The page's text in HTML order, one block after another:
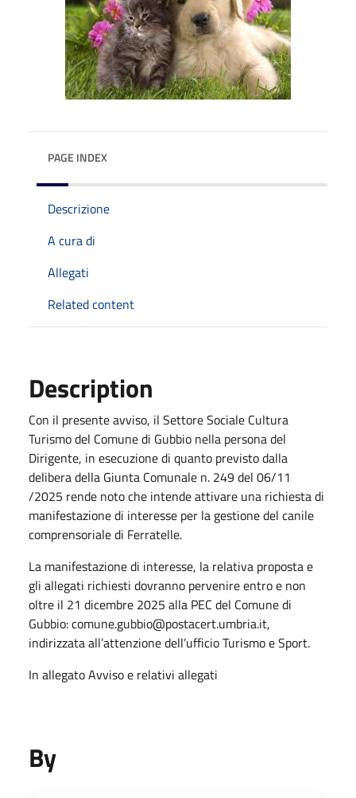
PAGE INDEX
Descrizione
A cura di
Allegati
Related content
Description
Con il presente avviso, il Settore Sociale Cultura
Turismo del Comune di Gubbio nella persona del
Dirigente, in esecuzione di quanto previsto dalla
delibera della Giunta Comunale n. 249 del 06/11
/2025 rende noto che intende attivare una richiesta di
manifestazione di interesse per la gestione del canile
comprensoriale di Ferratelle.
La manifestazione di interesse, la relativa proposta e
gli allegati richiesti dovranno pervenire entro e non
oltre il 21 dicembre 2025 alla PEC del Comune di
Gubbio: comune.gubbio@postacert.umbria.it,
indirizzata all’attenzione dell’ufficio Turismo e Sport.
In allegato Avviso e relativi allegati
By